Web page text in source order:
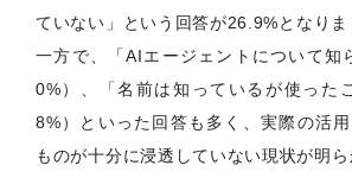
ていない」という回答が26.9%となりま
一方で、「AIエージェントについて知
0%）、「名前は知っているが使った
8%）といった回答も多く、実際の活
ものが十分に浸透していない現状が明ら